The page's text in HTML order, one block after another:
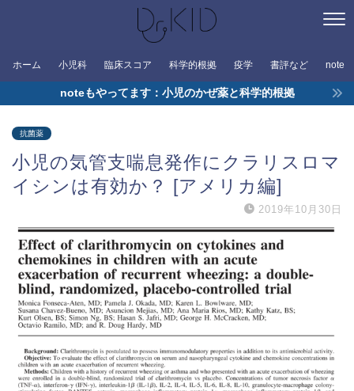
ホーム 小児科 臨床スコア 科学的根拠 疫学 書評など note
noteもやってます：小児のかぜ薬と科学的根拠
抗菌薬
小児の気管支喘息発作にクラリスロマ
イシンは有効か？ [アメリカ編]
2019年10月30日